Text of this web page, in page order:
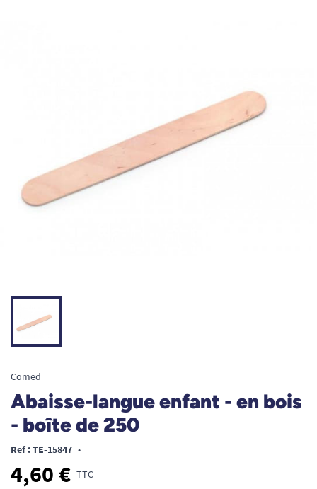
Comed
Abaisse-langue enfant - en bois
- boîte de 250
Ref : TE-15847 •
4,60 € TTC